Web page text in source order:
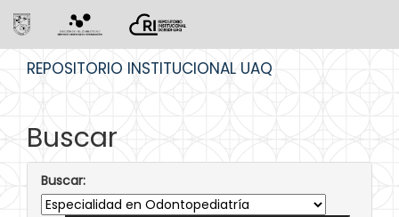
REPOSITORIO INSTITUCIONAL UAQ
Buscar
Buscar: